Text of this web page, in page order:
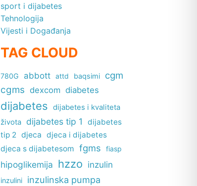
sport i dijabetes
Tehnologija
Vijesti i Događanja
TAG CLOUD
780G abbott attd baqsimi cgm
cgms dexcom diabetes
dijabetes
dijabetes i kvaliteta
života
dijabetes tip 1
dijabetes
tip 2 djeca djeca i dijabetes
djeca s dijabetesom fgms fiasp
hipoglikemija hzzo inzulin
inzulini inzulinska pumpa